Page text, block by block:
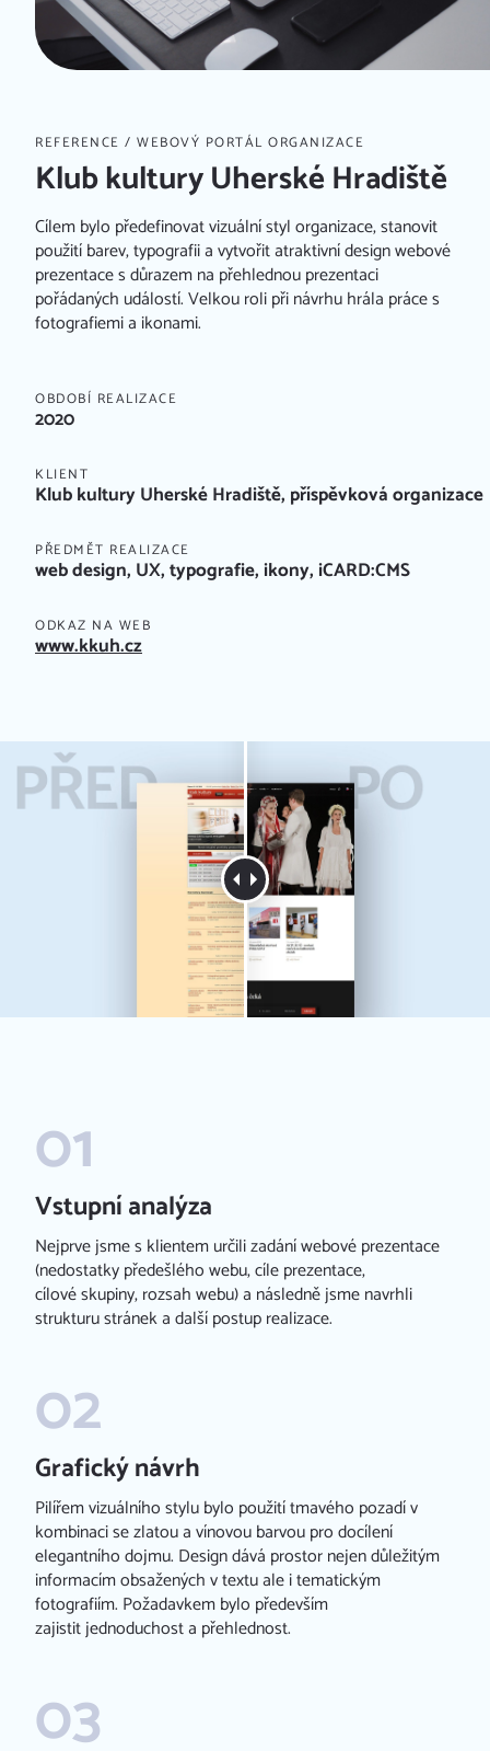
REFERENCE / WEBOVÝ PORTÁL ORGANIZACE
Klub kultury Uherské Hradiště
Cílem bylo předefinovat vizuální styl organizace, stanovit
použití barev, typografii a vytvořit atraktivní design webové
prezentace s důrazem na přehlednou prezentaci
pořádaných událostí. Velkou roli při návrhu hrála práce s
fotografiemi a ikonami.
OBDOBÍ REALIZACE
2020
KLIENT
Klub kultury Uherské Hradiště, příspěvková organizace
PŘEDMĚT REALIZACE
web design, UX, typografie, ikony, iCARD:CMS
ODKAZ NA WEB
www.kkuh.cz
Vstupní analýza
Nejprve jsme s klientem určili zadání webové prezentace
(nedostatky předešlého webu, cíle prezentace,
cílové skupiny, rozsah webu) a následně jsme navrhli
strukturu stránek a další postup realizace.
Grafický návrh
Pilířem vizuálního stylu bylo použití tmavého pozadí v
kombinaci se zlatou a vínovou barvou pro docílení
elegantního dojmu. Design dává prostor nejen důležitým
informacím obsažených v textu ale i tematickým
fotografiím. Požadavkem bylo především
zajistit jednoduchost a přehlednost.